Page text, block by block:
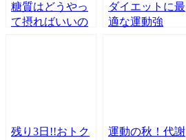
糖質はどうやっ
て摂ればいいの
ダイエットに最
適な運動強
残り3日!!おトク
運動の秋！代謝